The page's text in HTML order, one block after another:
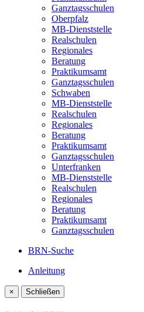
Ganztagsschulen
Oberpfalz
MB-Dienststelle
Realschulen
Regionales
Beratung
Praktikumsamt
Ganztagsschulen
Schwaben
MB-Dienststelle
Realschulen
Regionales
Beratung
Praktikumsamt
Ganztagsschulen
Unterfranken
MB-Dienststelle
Realschulen
Regionales
Beratung
Praktikumsamt
Ganztagsschulen
BRN-Suche
Anleitung
× Schließen